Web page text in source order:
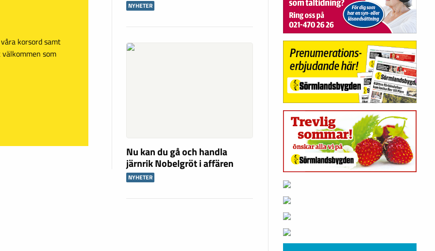
korsord samt
som
NYHETER
Nu kan du gå och handla
järnrik Nobelgröt i affären
NYHETER